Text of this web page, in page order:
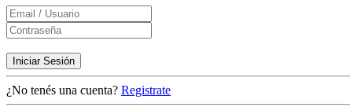
Iniciar Sesión
¿No tenés una cuenta? Registrate